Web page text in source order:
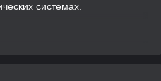
системах.